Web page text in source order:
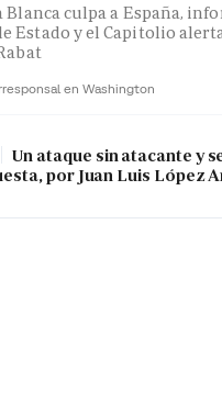
Blanca culpa a España,
Estado y el Capitolio
en Washington
Un ataque sin atacante y
por Juan Luis López